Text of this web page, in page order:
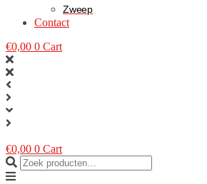
Zweep
Contact
€0,00 0 Cart
€0,00 0 Cart